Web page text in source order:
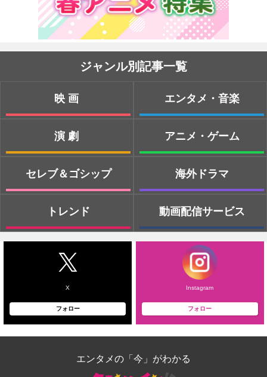
ジャンル別記事一覧
映画
演劇
セレブ＆ゴシップ
トレンド
エンタメ・音楽
アニメ・ゲーム
海外ドラマ
動画配信サービス
X
フォロー
Instagram
フォロー
エンタメの「今」がわかる